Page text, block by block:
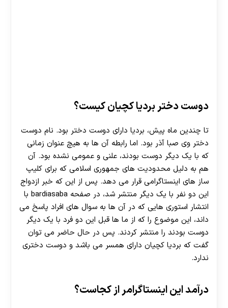
دوست دختر بردیا کچیان کیست؟
تا چندین ماه پیش، بردیا دارای دوست دختر بود. نام دوست
دختر وی صبا آذر بود. اما رابطه آن ها به هیچ عنوان زمانی
که با یک دیگر دوست بودند، علنی و عمومی نشده بود. آن
هم به دلیل محدودیت های جمهوری اسلامی که برای کلیپ
ساز های اینستاگرامی قرار می دهد. پس از این که خبر ازدواج
این دو نفر با یک دیگر منتشر شد، در صفحه bardiasaba با
انتشار استوری هایی که در آن ها به سوال های افراد پاسخ می
داند، این موضوع را که از ما ها قبل این دو فرد با یک دیگر
دوست بودند را منتشر کردند. پس در حال حاضر می توان
گفت که بردیا کچیان دارای همسر می باشد و دوست دختری
ندارد.
درآمد این اینستاگرامر از کجاست؟